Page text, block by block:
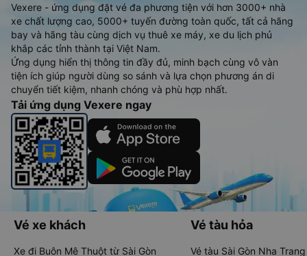
Vexere - ứng dụng đặt vé đa phương tiện với hơn 3000+ nhà
xe chất lượng cao, 5000+ tuyến đường toàn quốc, tất cả hãng
bay và hãng tàu cùng dịch vụ thuê xe máy, xe du lịch phủ
khắp các tỉnh thành tại Việt Nam.
Ứng dụng hiển thị thông tin đầy đủ, minh bạch cùng vô vàn
tiện ích giúp người dùng so sánh và lựa chọn phương án di
chuyển tiết kiệm, nhanh chóng và phù hợp nhất.
Tải ứng dụng Vexere ngay
Vé xe khách
Xe đi Buôn Mê Thuột từ Sài Gòn
Vé tàu hỏa
Vé tàu Sài Gòn Nha Trang